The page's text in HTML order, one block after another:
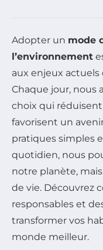
Adopter un mode
l’environnement
aux enjeux
Chaque jour, nous
choix qui
favorisent un
pratiques simples
quotidien, nous
notre planète,
de vie. Découvrez
responsables et
transformer vos
monde meilleur.